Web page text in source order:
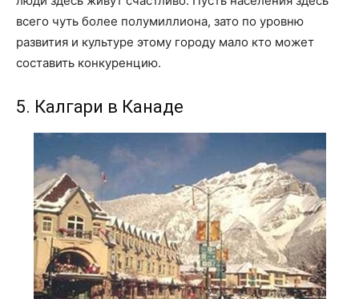
всего чуть более полумиллиона, зато по уровню
развития и культуре этому городу мало кто может
составить конкуренцию.
5. Калгари в Канаде